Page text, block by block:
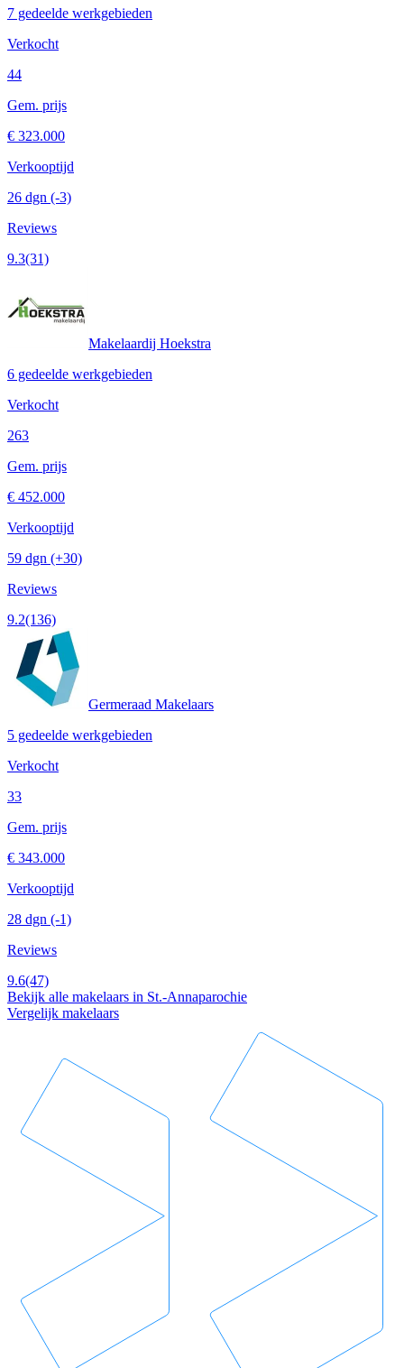
7 gedeelde werkgebieden
Verkocht
44
Gem. prijs
€ 323.000
Verkooptijd
26 dgn (-3)
Reviews
9.3(31)
Makelaardij Hoekstra
6 gedeelde werkgebieden
Verkocht
263
Gem. prijs
€ 452.000
Verkooptijd
59 dgn (+30)
Reviews
9.2(136)
Germeraad Makelaars
5 gedeelde werkgebieden
Verkocht
33
Gem. prijs
€ 343.000
Verkooptijd
28 dgn (-1)
Reviews
9.6(47)
Bekijk alle makelaars in St.-Annaparochie
Vergelijk makelaars